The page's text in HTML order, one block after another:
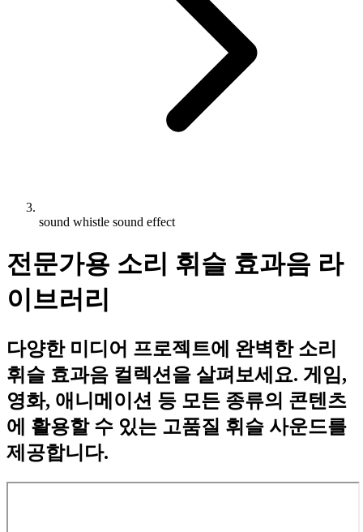
sound whistle sound effect
전문가용 소리 휘슬 효과음 라
이브러리
다양한 미디어 프로젝트에 완벽한 소리
휘슬 효과음 컬렉션을 살펴보세요. 게임,
영화, 애니메이션 등 모든 종류의 콘텐츠
에 활용할 수 있는 고품질 휘슬 사운드를
제공합니다.